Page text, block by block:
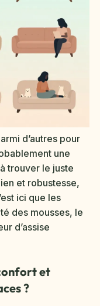
d’autres pour
une
trouver le juste
et robustesse,
ici que les
des mousses, le
d’assise
et
?